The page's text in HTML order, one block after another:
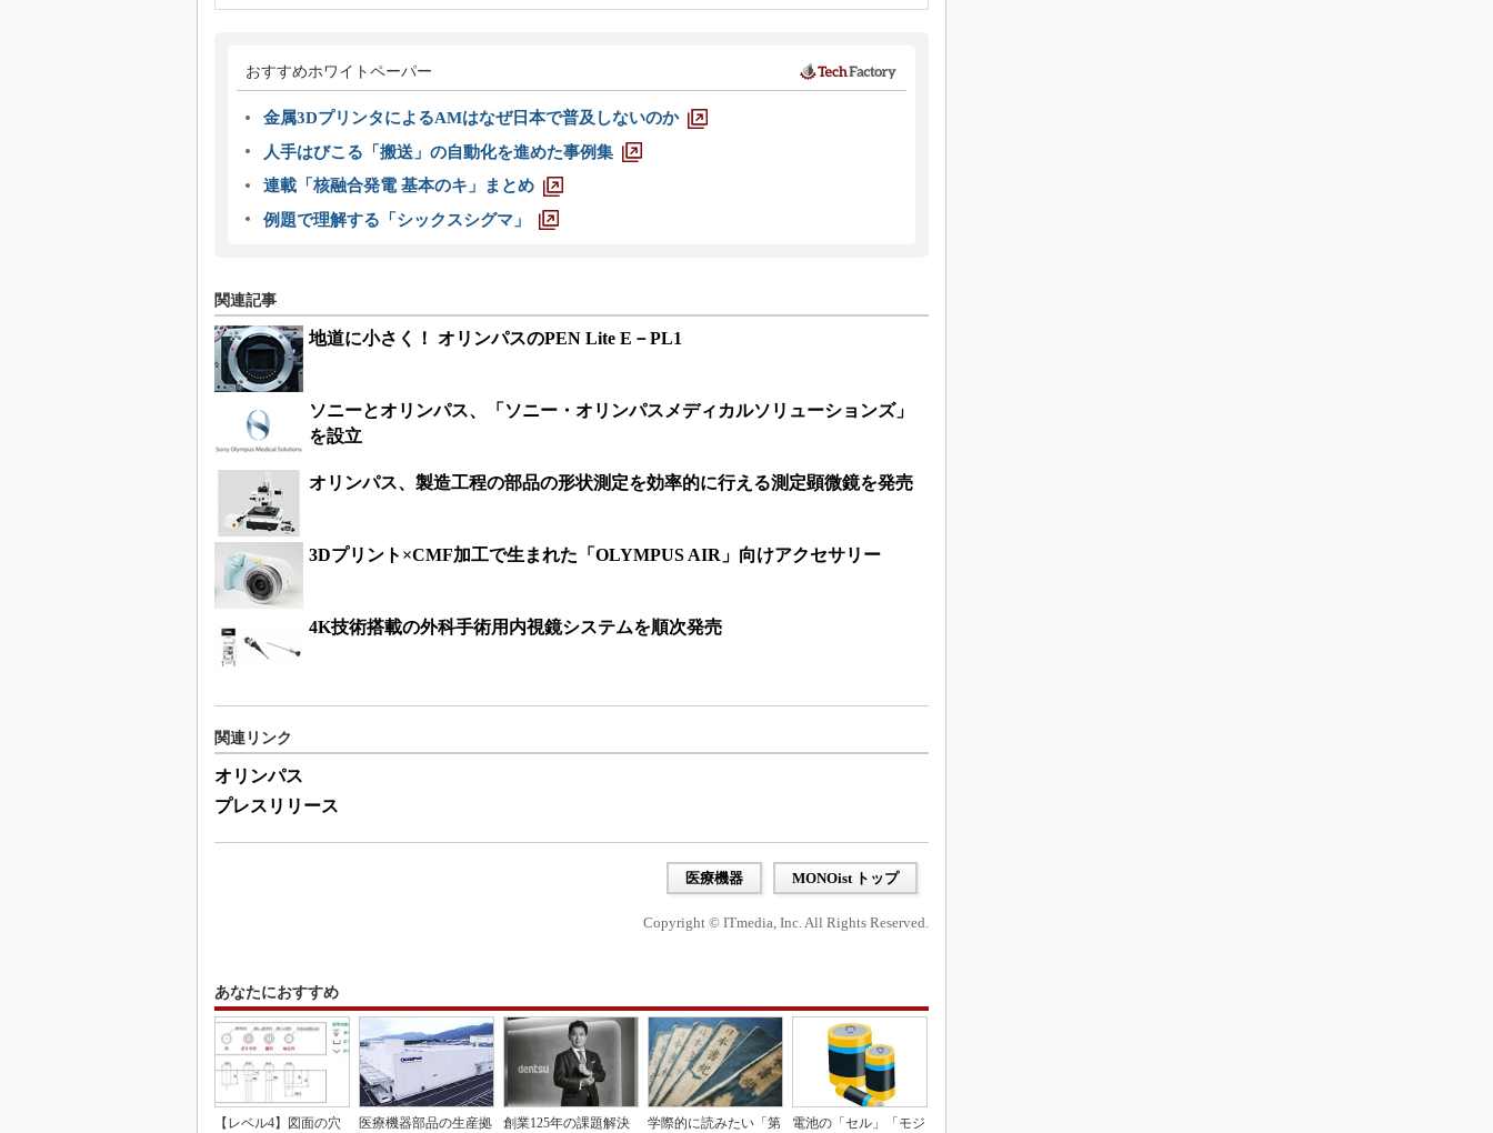
おすすめホワイトペーパー
金属3DプリンタによるAMはなぜ日本で普及しないのか
人手はびこる「搬送」の自動化を進めた事例集
連載「核融合発電 基本のキ」まとめ
例題で理解する「シックスシグマ」
関連記事
地道に小さく！ オリンパスのPEN Lite E－PL1
ソニーとオリンパス、「ソニー・オリンパスメディカルソリューションズ」
を設立
オリンパス、製造工程の部品の形状測定を効率的に行える測定顕微鏡を発売
3Dプリント×CMF加工で生まれた「OLYMPUS AIR」向けアクセサリー
4K技術搭載の外科手術用内視鏡システムを順次発売
関連リンク
オリンパス
プレスリリース
医療機器 MONOist トップ
Copyright © ITmedia, Inc. All Rights Reserved.
あなたにおすすめ
【レベル4】図面の穴
医療機器部品の生産拠
創業125年の課題解決
学際的に読みたい「第
電池の「セル」「モジ